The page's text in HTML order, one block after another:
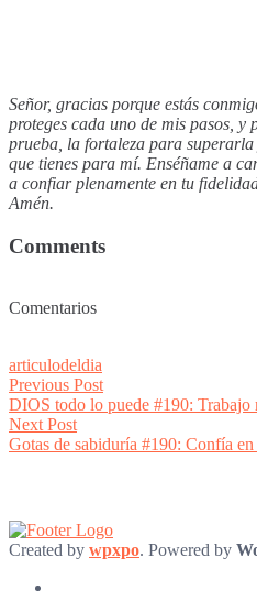
Señor, gracias porque estás
proteges cada uno de mis pasos, y
prueba, la fortaleza para
que tienes para mí. Enséñame a
a confiar plenamente en tu
Amén.
Comments
Comentarios
articulodeldia
Post
navigation
Previous PostPrevious
post:
DIOS todo lo puede #190: Trabajo
Next PostNext
post:
Gotas de sabiduría #190: Confía en
Created by wpxpo. Powered by